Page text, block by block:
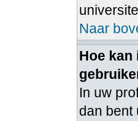
Naar
Hoe
In uw
dan bent